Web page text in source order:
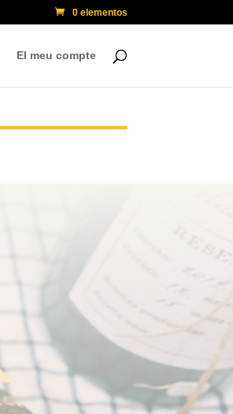
0 elementos
El meu compte